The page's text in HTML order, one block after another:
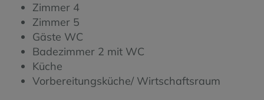
Zimmer 4
Zimmer 5
Gäste WC
Badezimmer 2 mit WC
Küche
Vorbereitungsküche/ Wirtschaftsraum